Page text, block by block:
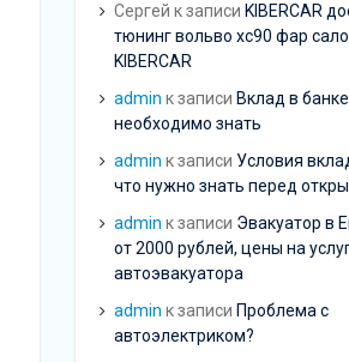
Сергей к записи KIBERCAR
тюнинг вольво хс90 фар
KIBERCAR
admin к записи Вклад в
необходимо знать
admin к записи Условия
что нужно знать перед
admin к записи Эвакуатор в
от 2000 рублей, цены на
автоэвакуатора
admin к записи Проблема с
автоэлектриком?